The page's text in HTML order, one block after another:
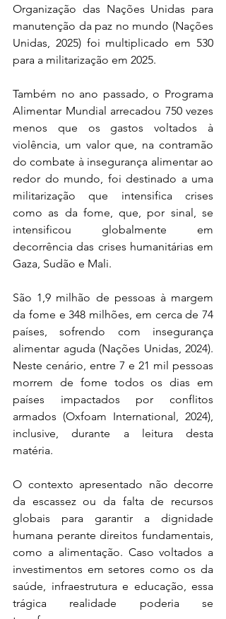
Organização das Nações Unidas para
manutenção da paz no mundo (Nações
Unidas, 2025) foi multiplicado em 530
para a militarização em 2025.
Também no ano passado, o Programa
Alimentar Mundial arrecadou 750 vezes
menos que os gastos voltados à
violência, um valor que, na contramão
do combate à insegurança alimentar ao
redor do mundo, foi destinado a uma
militarização que intensifica crises
como as da fome, que, por sinal, se
intensificou globalmente em
decorrência das crises humanitárias em
Gaza, Sudão e Mali.
São 1,9 milhão de pessoas à margem
da fome e 348 milhões, em cerca de 74
países, sofrendo com insegurança
alimentar aguda (Nações Unidas, 2024).
Neste cenário, entre 7 e 21 mil pessoas
morrem de fome todos os dias em
países impactados por conflitos
armados (Oxfoam International, 2024),
inclusive, durante a leitura desta
matéria.
O contexto apresentado não decorre
da escassez ou da falta de recursos
globais para garantir a dignidade
humana perante direitos fundamentais,
como a alimentação. Caso voltados a
investimentos em setores como os da
saúde, infraestrutura e educação, essa
trágica realidade poderia se